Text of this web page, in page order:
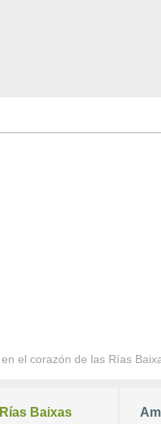
el corazón de las Rías
Baixas